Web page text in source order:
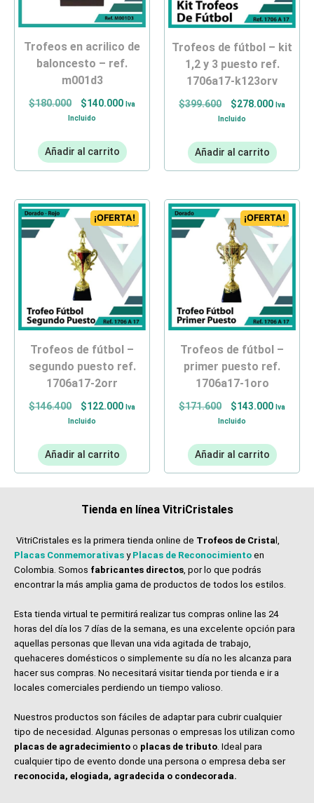
trofeos en acrilico de
baloncesto – ref.
m001d3
$180.000 $140.000 Iva
Incluido
Añadir al carrito
trofeos de fútbol – kit
1,2 y 3 puesto ref.
1706a17-k123orv
$399.600 $278.000 Iva
Incluido
Añadir al carrito
¡OFERTA!
trofeos de fútbol –
segundo puesto ref.
1706a17-2orr
$146.400 $122.000 Iva
Incluido
Añadir al carrito
¡OFERTA!
trofeos de fútbol –
primer puesto ref.
1706a17-1oro
$171.600 $143.000 Iva
Incluido
Añadir al carrito
Tienda en línea VitriCristales
VitriCristales es la primera tienda online de Trofeos de Crista l,
Placas Conmemorativas y Placas de Reconocimiento en
Colombia. Somos fabricantes directos, por lo que podrás
encontrar la más amplia gama de productos de todos los estilos.
Esta tienda virtual te permitirá realizar tus compras online las 24
horas del día los 7 días de la semana, es una excelente opción para
aquellas personas que llevan una vida agitada de trabajo,
quehaceres domésticos o simplemente su día no les alcanza para
hacer sus compras. No necesitará visitar tienda por tienda e ir a
locales comerciales perdiendo un tiempo valioso.
Nuestros productos son fáciles de adaptar para cubrir cualquier
tipo de necesidad. Algunas personas o empresas los utilizan como
placas de agradecimiento o placas de tributo. Ideal para
cualquier tipo de evento donde una persona o empresa deba ser
reconocida, elogiada, agradecida o condecorada.